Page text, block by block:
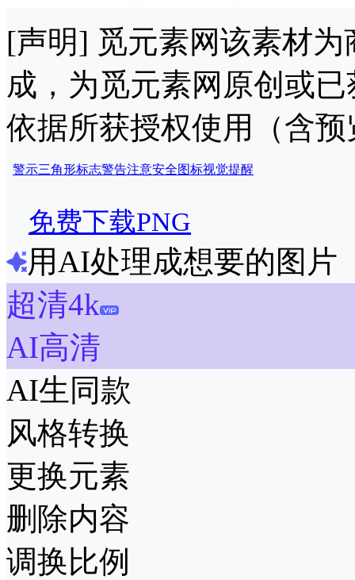
[声明] 觅元素网该素材
成，为觅元素网原创或
依据所获授权使用（含
警示三角形标志警告注意安全图标视觉提醒
免费下载PNG
用AI处理成想要的图片
超清4k
AI高清
AI生同款
风格转换
更换元素
删除内容
调换比例